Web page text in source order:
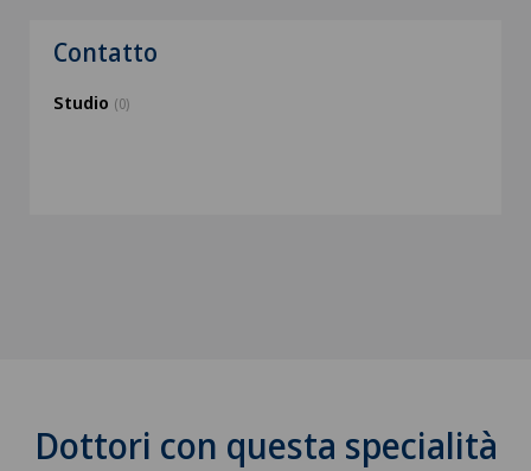
Contatto
Studio (0)
Dottori con questa specialità